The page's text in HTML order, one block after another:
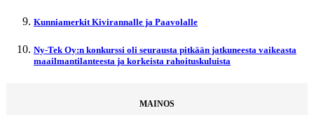
Kunniamerkit Kivirannalle ja Paavolalle
Ny-Tek Oy:n konkurssi oli seurausta pitkään jatkuneesta vaikeasta
maailmantilanteesta ja korkeista rahoituskuluista
MAINOS